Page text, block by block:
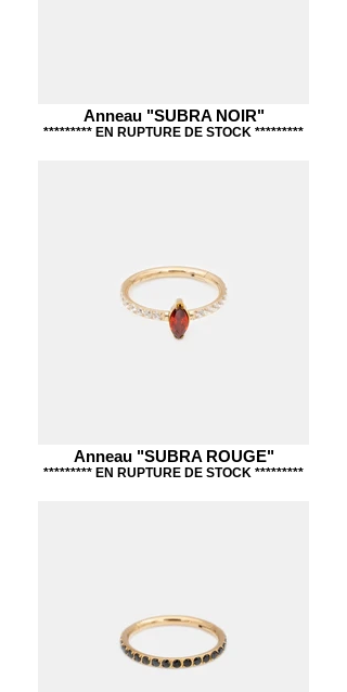
Anneau "SUBRA NOIR"
********* EN RUPTURE DE STOCK *********
Anneau "SUBRA ROUGE"
********* EN RUPTURE DE STOCK *********